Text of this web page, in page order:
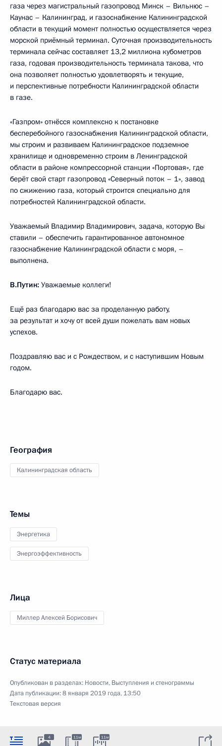
газа через магистральный газопровод Минск – Вильнюс –
Каунас – Калининград, и газоснабжение Калининградской
области в текущий момент полностью осуществляется через
морской приёмный терминал. Суточная производительность
терминала сейчас составляет 13,2 миллиона кубометров
газа, годовая производительность терминала такова, что
она позволяет полностью удовлетворять и текущие,
и перспективные потребности Калининградской области
в газе.
«Газпром» отнёсся комплексно к постановке
бесперебойного газоснабжения Калининградской области,
мы строим и развиваем Калининградское подземное
хранилище и одновременно строим в Ленинградской
области в районе компрессорной станции «Портовая», где
берёт свой старт газопровод «Северный поток – 1», завод
по сжижению газа, который строится специально для
потребностей Калининградской области.
Уважаемый Владимир Владимирович, задача, которую Вы
ставили – обеспечить гарантированное автономное
газоснабжение Калининградской области с моря, –
выполнена.
В.Путин: Уважаемые коллеги!
Ещё раз благодарю вас за проделанную работу,
за результат и хочу от всей души пожелать вам новых
успехов.
Поздравляю вас и с Рождеством, и с наступившим Новым
годом.
Благодарю вас.
География
Калининградская область
Темы
Энергетика
Энергоэффективность
Лица
Миллер Алексей Борисович
Статус материала
Опубликован в разделах: Новости, Выступления и стенограммы
Дата публикации:8 января 2019 года, 13:50
Текстовая версия
4 11м 11м